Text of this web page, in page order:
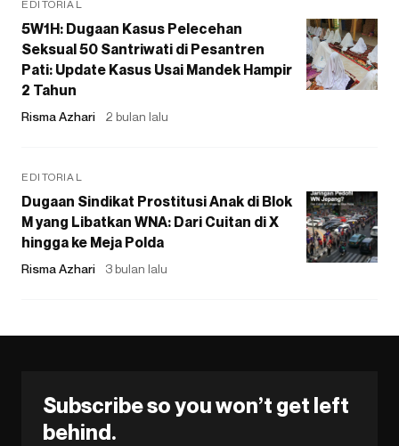
EDITORIAL
5W1H: Dugaan Kasus Pelecehan
Seksual 50 Santriwati di Pesantren
Pati: Update Kasus Usai Mandek Hampir
2 Tahun
Risma Azhari 2 bulan lalu
EDITORIAL
Dugaan Sindikat Prostitusi Anak di Blok
M yang Libatkan WNA: Dari Cuitan di X
hingga ke Meja Polda
Risma Azhari 3 bulan lalu
Subscribe so you won’t get left
behind.